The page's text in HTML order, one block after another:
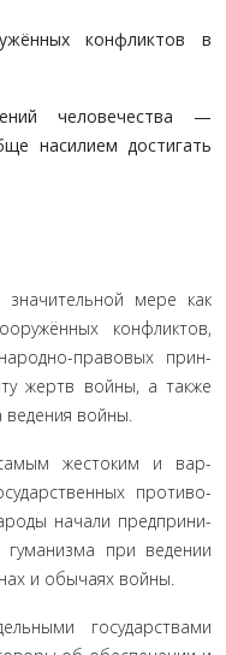
конфликтов в
человечества —
насилием достигать
мере как
конфликтов,
правовых прин­
жертв войны, а также
войны.
жестоким и вар­
противо­
начали предприни­
при ведении
и обычаях войны.
государствами